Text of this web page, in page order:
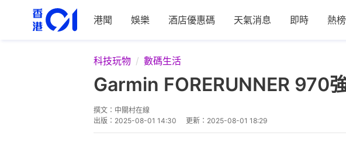
港聞 娛樂 酒店優惠碼 天氣消息 即時 熱榜
科技玩物 數碼生活
Garmin FORERUNNER 970
撰文： 中關村在線
出版： 2025-08-01 14:30 更新： 2025-08-01 18:29